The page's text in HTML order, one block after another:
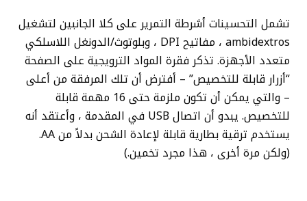
تشمل التحسينات أشرطة التمرير على كلا الجانبين لتشغيل
ambidextros ، مفاتيح DPI ، وبلوتوث/الدونغل اللاسلكي
متعدد الأجهزة. تذكر فقرة المواد الترويجية على الصفحة
“أزرار قابلة للتخصيص” – أفترض أن تلك المرفقة من أعلى
– والتي يمكن أن تكون ملزمة حتى 16 مهمة قابلة
للتخصيص. يبدو أن اتصال USB في المقدمة ، وأعتقد أنه
يستخدم ترقية بطارية قابلة لإعادة الشحن بدلاً من AA.
(ولكن مرة أخرى ، هذا مجرد تخمين.)